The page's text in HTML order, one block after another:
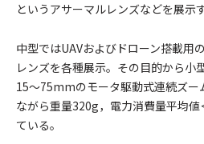
というアサーマルレンズなどを展示す
中型ではUAVおよびドローン搭載用
レンズを各種展示。その目的から小
15～75mmのモータ駆動式連続ズー
ながら重量320g，電力消費量平均
ている。